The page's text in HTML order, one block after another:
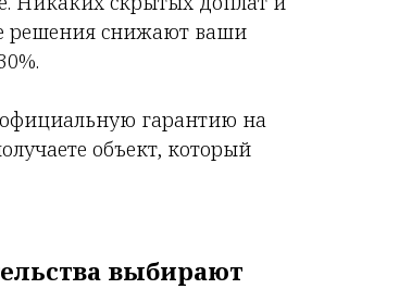
решения снижают ваши
гарантию на
объект, который
выбирают